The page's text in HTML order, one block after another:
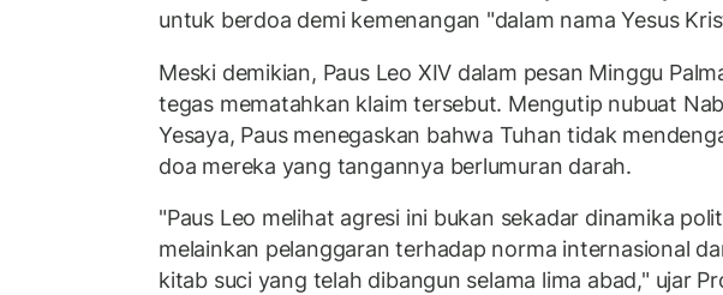
untuk berdoa demi kemenangan "dalam nama Yesus
Meski demikian, Paus Leo XIV dalam pesan Minggu
tegas mematahkan klaim tersebut. Mengutip nubuat
Yesaya, Paus menegaskan bahwa Tuhan tidak
doa mereka yang tangannya berlumuran darah.
"Paus Leo melihat agresi ini bukan sekadar dinamika
melainkan pelanggaran terhadap norma internasional
kitab suci yang telah dibangun selama lima abad," ujar